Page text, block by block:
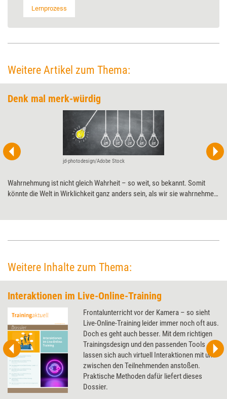
Lernprozess
Weitere Artikel zum Thema:
Denk mal merk-würdig
jd-photodesign/Adobe Stock
Wahrnehmung ist nicht gleich Wahrheit – so weit, so bekannt. Somit
könnte die Welt in Wirklichkeit ganz anders sein, als wir sie wahrnehmen.
Weitere Inhalte zum Thema:
Interaktionen im Live-Online-Training
Frontalunterricht vor der Kamera – so sieht
Live-Online-Training leider immer noch oft aus.
Doch es geht auch besser. Mit dem richtigen
Trainingsdesign und den passenden Tools
lassen sich auch virtuell Interaktionen mit und
zwischen den Teilnehmenden anstoßen.
Praktische Methoden dafür liefert dieses
Dossier.